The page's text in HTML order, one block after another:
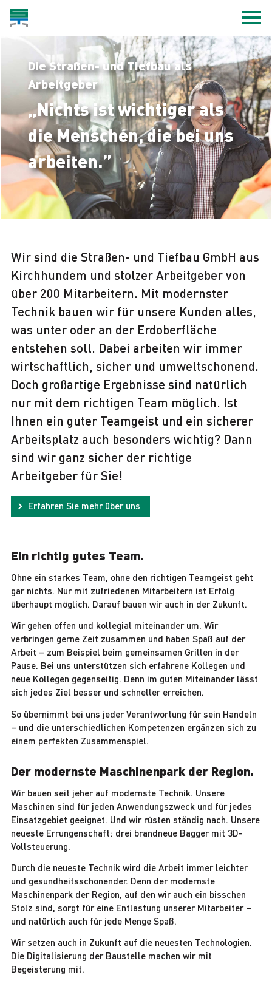
Die Straßen- und Tiefbau als
Arbeitgeber
„Nichts ist wichtiger als
die Menschen, die bei uns
arbeiten.”
Wir sind die Straßen- und Tiefbau GmbH aus
Kirchhundem und stolzer Arbeitgeber von
über 200 Mitarbeitern. Mit modernster
Technik bauen wir für unsere Kunden alles,
was unter oder an der Erdoberfläche
entstehen soll. Dabei arbeiten wir immer
wirtschaftlich, sicher und umweltschonend.
Doch großartige Ergebnisse sind natürlich
nur mit dem richtigen Team möglich. Ist
Ihnen ein guter Teamgeist und ein sicherer
Arbeitsplatz auch besonders wichtig? Dann
sind wir ganz sicher der richtige
Arbeitgeber für Sie!
Erfahren Sie mehr über uns
Ein richtig gutes Team.
Ohne ein starkes Team, ohne den richtigen Teamgeist geht
gar nichts. Nur mit zufriedenen Mitarbeitern ist Erfolg
überhaupt möglich. Darauf bauen wir auch in der Zukunft.
Wir gehen offen und kollegial miteinander um. Wir
verbringen gerne Zeit zusammen und haben Spaß auf der
Arbeit – zum Beispiel beim gemeinsamen Grillen in der
Pause. Bei uns unterstützen sich erfahrene Kollegen und
neue Kollegen gegenseitig. Denn im guten Miteinander lässt
sich jedes Ziel besser und schneller erreichen.
So übernimmt bei uns jeder Verantwortung für sein Handeln
– und die unterschiedlichen Kompetenzen ergänzen sich zu
einem perfekten Zusammenspiel.
Der modernste Maschinenpark der Region.
Wir bauen seit jeher auf modernste Technik. Unsere
Maschinen sind für jeden Anwendungszweck und für jedes
Einsatzgebiet geeignet. Und wir rüsten ständig nach. Unsere
neueste Errungenschaft: drei brandneue Bagger mit 3D-
Vollsteuerung.
Durch die neueste Technik wird die Arbeit immer leichter
und gesundheitsschonender. Denn der modernste
Maschinenpark der Region, auf den wir auch ein bisschen
Stolz sind, sorgt für eine Entlastung unserer Mitarbeiter –
und natürlich auch für jede Menge Spaß.
Wir setzen auch in Zukunft auf die neuesten Technologien.
Die Digitalisierung der Baustelle machen wir mit
Begeisterung mit.